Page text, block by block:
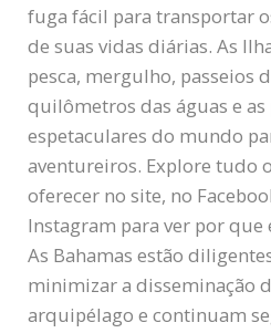
fuga fácil para transportar
de suas vidas diárias. As
pesca, mergulho, passeios
quilômetros das águas e as
espetaculares do mundo
aventureiros. Explore tudo
oferecer no site, no
Instagram para ver por que
As Bahamas estão
minimizar a disseminação
arquipélago e continuam